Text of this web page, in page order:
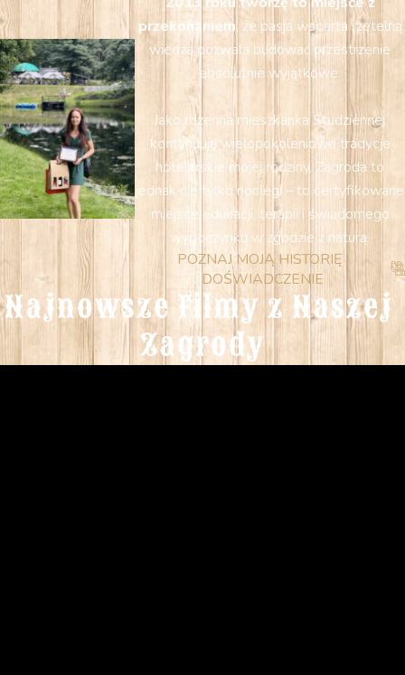
przekonaniem, że pasja wsparta rzetelną
wiedzą pozwala budować przestrzenie
absolutnie wyjątkowe.
Jako rdzenna mieszkanka Studziennej
kontynuuję wielopokoleniowe tradycje
hotelarskie mojej rodziny. Zagroda to
jednak nie tylko noclegi – to certyfikowane
miejsce edukacji, terapii i świadomego
wypoczynku w zgodzie z naturą.
POZNAJ MOJĄ HISTORIĘ I
DOŚWIADCZENIE
Najnowsze Filmy z Naszej
Zagrody